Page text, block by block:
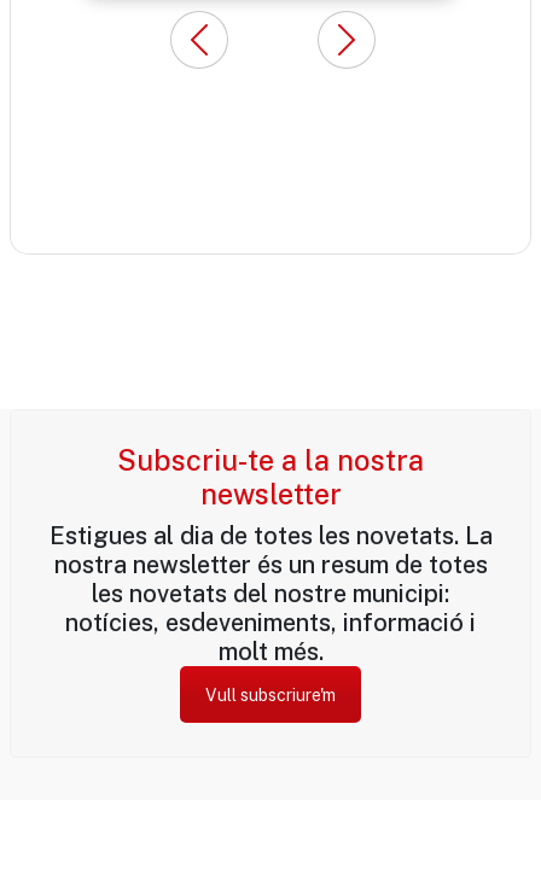
Subscriu-te a la nostra
newsletter
Estigues al dia de totes les novetats. La
nostra newsletter és un resum de totes
les novetats del nostre municipi:
notícies, esdeveniments, informació i
molt més.
Vull subscriure'm